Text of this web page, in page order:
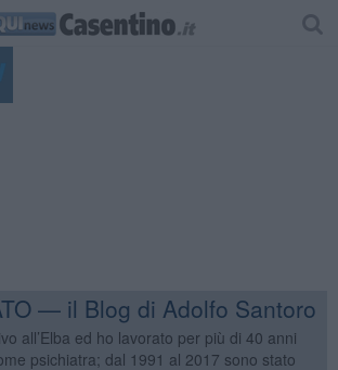
— il Blog di Adolfo Santoro
all’Elba ed ho lavorato per più di 40 anni
psichiatra; dal 1991 al 2017 sono stato